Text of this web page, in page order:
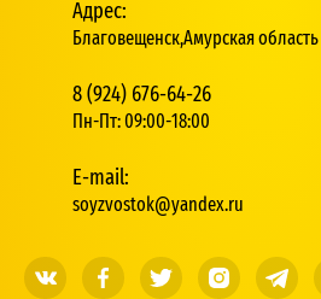
Адрес:
Благовещенск,Амурская
8 (924) 676-64-26
Пн-Пт: 09:00-18:00
E-mail:
soyzvostok@yandex.ru